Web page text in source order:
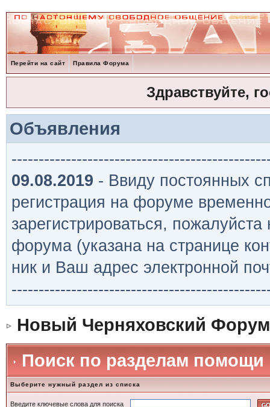
Перейти на сайт Правила Форума
Здравствуйте,
Объявления
09.08.2019 - Ввиду постоянных
регистрация на форуме
зарегистрироваться,
форума (указана на странице
ник и Ваш адрес электронной
Новый Черняховский Форум
Поиск по разделам помощи
Выберите нужный раздел из списка
Введите ключевые слова для поиска